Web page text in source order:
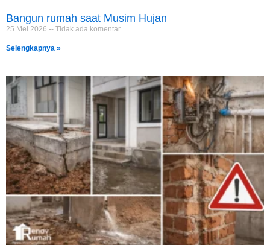
Bangun rumah saat Musim Hujan
25 Mei 2026 Tidak ada komentar
Selengkapnya »